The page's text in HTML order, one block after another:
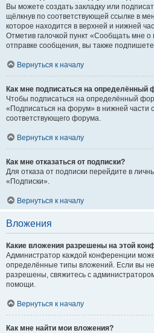
Вы можете создать закладку или
щёлкнув по соответствующей ссылке в
которое находится в верхней и нижней
Отметив галочкой пункт «Сообщать мне о
отправке сообщения, вы также
Вернуться к началу
Как мне подписаться на определённый
Чтобы подписаться на определённый
«Подписаться на форум» в нижней части
соответствующего форума.
Вернуться к началу
Как мне отказаться от подписки?
Для отказа от подписки перейдите в
«Подписки».
Вернуться к началу
Вложения
Какие вложения разрешены на этой
Администратор каждой конференции
определённые типы вложений. Если вы
разрешены, свяжитесь с
помощи.
Вернуться к началу
Как мне найти мои вложения?